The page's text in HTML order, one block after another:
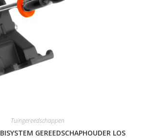
Tuingereedschappen
GEREEDSCHAPHOUDER LOS